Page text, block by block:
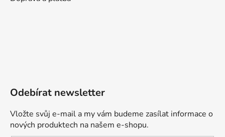
Odebírat newsletter
Vložte svůj e-mail a my vám budeme zasílat informace o
nových produktech na našem e-shopu.